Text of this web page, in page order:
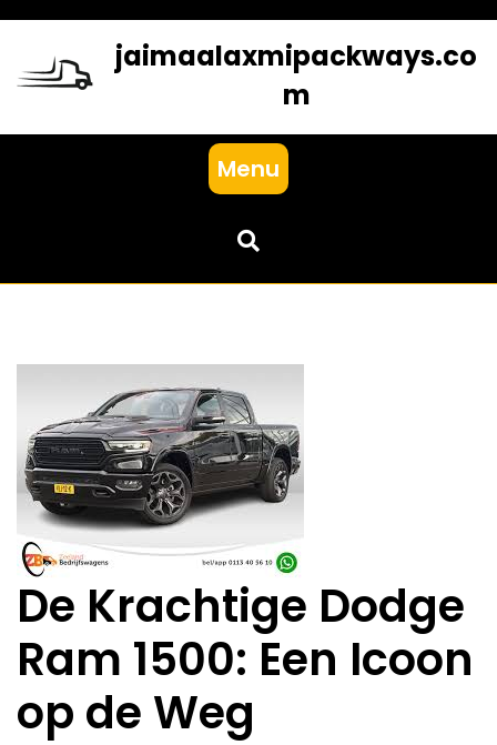
content
jaimaalaxmipackways.co
m
Menu
De Krachtige Dodge
Ram 1500: Een Icoon
op de Weg